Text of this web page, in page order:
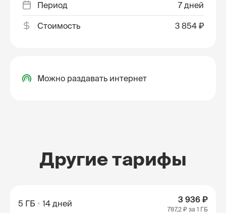
Период 7 дней
Стоимость 3 854 ₽
Можно раздавать интернет
Другие тарифы
5 ГБ 14 дней 3 936 ₽
787,2 ₽ за 1 ГБ